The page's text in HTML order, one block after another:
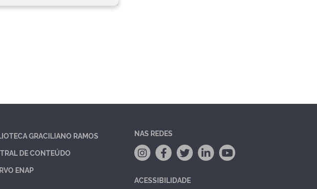
GRACILIANO RAMOS
DE CONTEÚDO
ENAP
NAS REDES
ACESSIBILIDADE